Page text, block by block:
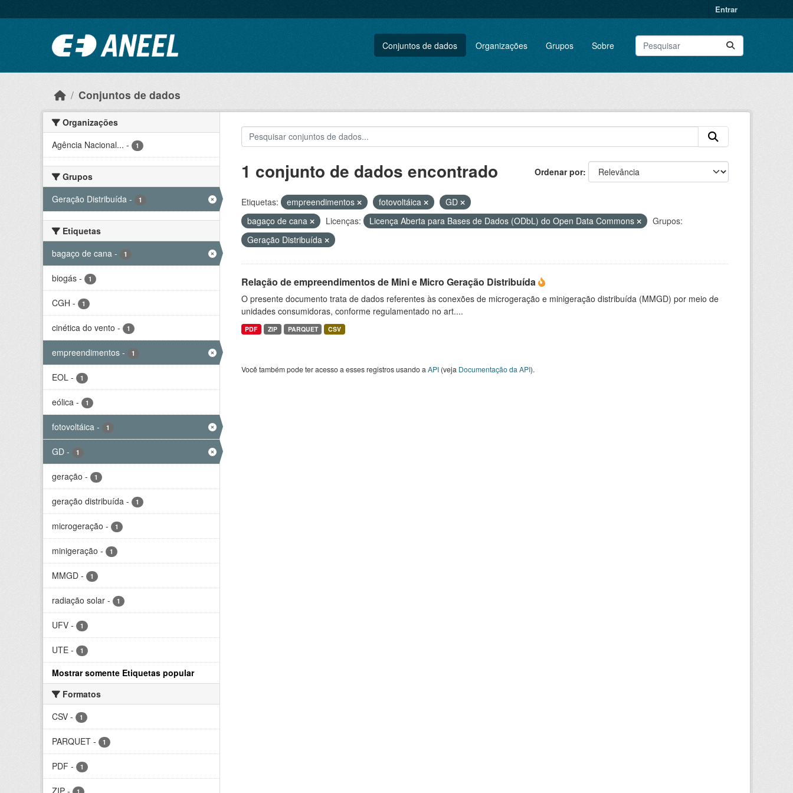
Entrar
Conjuntos de dados Organizações Grupos Sobre
Conjuntos de dados
Organizações
Agência Nacional... - 1
Grupos
Geração Distribuída - 1
Etiquetas
bagaço de cana - 1
biogás - 1
CGH - 1
cinética do vento - 1
empreendimentos - 1
EOL - 1
eólica - 1
fotovoltáica - 1
GD - 1
geração - 1
geração distribuída - 1
microgeração - 1
minigeração - 1
MMGD - 1
radiação solar - 1
UFV - 1
UTE - 1
Mostrar somente Etiquetas popular
Formatos
CSV - 1
PARQUET - 1
PDF - 1
ZIP -
Ordenar por
1 conjunto de dados encontrado
Etiquetas: empreendimentos fotovoltáica
GD
bagaço de cana
Licenças: Licença Aberta para Bases de Dados (ODbL) do Open Data Commons
Grupos:
Geração Distribuída
Relação de empreendimentos de Mini e Micro Geração Distribuída
O presente documento trata de dados referentes às conexões de microgeração e minigeração distribuída (MMGD) por meio de
unidades consumidoras, conforme regulamentado no art....
PDF ZIP PARQUET CSV
Você também pode ter acesso a esses registros usando a API(veja Documentação da API).